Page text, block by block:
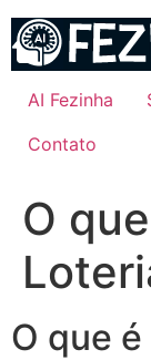
para
conteúdo
AI Fezinha
Contato
O
O que